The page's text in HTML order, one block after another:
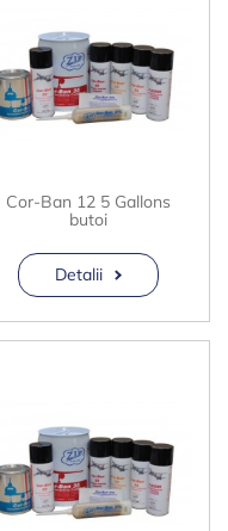
Cor-Ban 12 5 Gallons
butoi
Detalii